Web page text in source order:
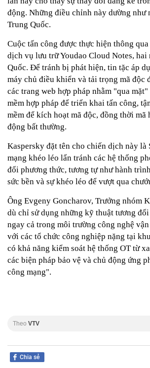
động. Những điều chỉnh này dường như
Trung Quốc.
Cuộc tấn công được thực hiện thông
dịch vụ lưu trữ Youdao Cloud Notes, hai
Quốc. Để tránh bị phát hiện, tin tặc áp
máy chủ điều khiển và tải trọng mã độc
các trang web hợp pháp nhằm "qua
mềm hợp pháp để triển khai tấn công,
mềm để kích hoạt mã độc, đồng thời
động bất thường.
Kaspersky đặt tên cho chiến dịch này
mạng khéo léo lẩn tránh các hệ thống
đổi phương thức, tương tự như hành
sức bền và sự khéo léo để vượt qua
Ông Evgeny Goncharov, Trưởng nhóm
dù chỉ sử dụng những kỹ thuật tương
ngay cả trong môi trường công nghệ
với các tổ chức công nghiệp nặng tại
có khả năng kiểm soát hệ thống OT từ
các biện pháp bảo vệ và chủ động ứng
công mạng".
Theo VTV
Chia sẻ